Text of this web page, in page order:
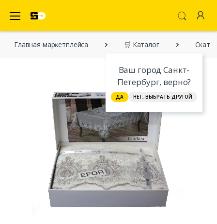
Ваш город Санкт-
Петербург, верно?
ДА НЕТ, ВЫБРАТЬ ДРУГОЙ
Главная марĸетплейса 🛒 Каталог